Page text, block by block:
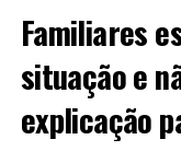
Em caso de não
de R$ 54 milhões.
Familiares
situação e
explicação